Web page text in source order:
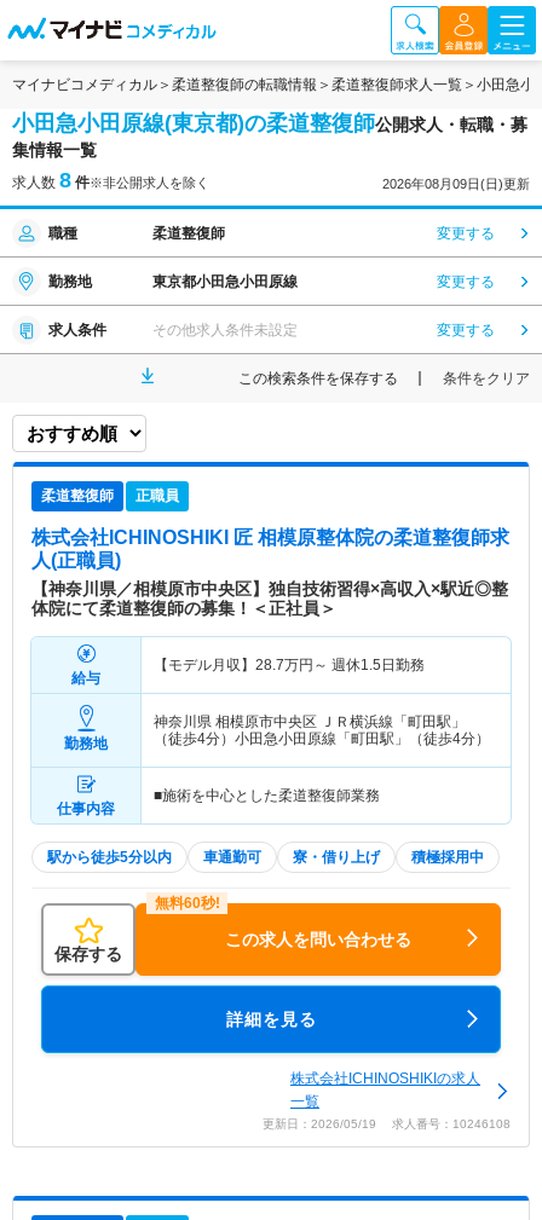
マイナビコメディカル 柔道整復師の転職情報 柔道整復師求人一覧 小田急小
小田急小田原線(東京都)の柔道整復師公開求人・転職・募
集情報一覧
求人数 8 件※非公開求人を除く 2026年08月09日(日)更新
職種 柔道整復師 変更する
勤務地 東京都小田急小田原線 変更する
求人条件 その他求人条件未設定 変更する
この検索条件を保存する 条件をクリア
柔道整復師 正職員
株式会社ICHINOSHIKI 匠 相模原整体院の柔道整復師求
人(正職員)
【神奈川県／相模原市中央区】独自技術習得×高収入×駅近◎整
体院にて柔道整復師の募集！＜正社員＞
給与
【モデル月収】 28.7万円～ 週休1.5日勤務
勤務地
神奈川県 相模原市中央区 ＪＲ横浜線「町田駅」
（徒歩4分）小田急小田原線「町田駅」（徒歩4分）
仕事内容
■施術を中心とした柔道整復師業務
駅から徒歩5分以内 車通勤可 寮・借り上げ 積極採用中
保存する
この求人を問い合わせる
詳細を見る
株式会社ICHINOSHIKIの求人
一覧
更新日：2026/05/19 求人番号：10246108